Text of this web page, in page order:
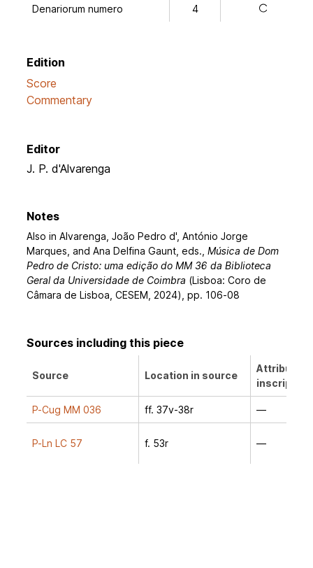
Denariorum numero 4 a
Edition
Score
Commentary
Editor
J. P. d'Alvarenga
Notes
Also in Alvarenga, João Pedro d', António Jorge
Marques, and Ana Delfina Gaunt, eds.,Música de Dom
Pedro de Cristo: uma edição do MM 36 da Biblioteca
Geral da Universidade de Coimbra (Lisboa: Coro de
Câmara de Lisboa, CESEM, 2024), pp. 106-08
Sources including this piece
Source Location in source
Attribution
P-Cug MM 036 ff. 37v-38r —
P-Ln LC 57 f. 53r —